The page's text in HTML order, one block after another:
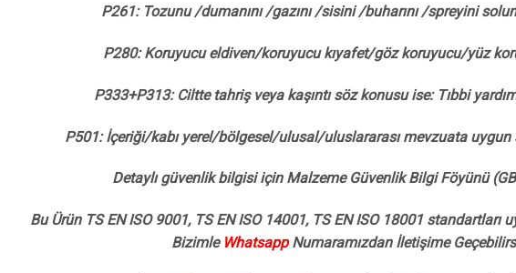
P261: Tozunu /dumanını /gazını /sisini /buharını /spreyini
P280: Koruyucu eldiven/koruyucu kıyafet/göz koruyucu/yüz
P333+P313: Ciltte tahriş veya kaşıntı söz konusu ise: Tıbbi
P501: İçeriği/kabı yerel/bölgesel/ulusal/uluslararası mevzuata uygun
Detaylı güvenlik bilgisi için Malzeme Güvenlik Bilgi Föyünü
Bu Ürün TS EN ISO 9001, TS EN ISO 14001, TS EN ISO 18001 standartları
Bizimle WhatsappNumaramızdan İletişime